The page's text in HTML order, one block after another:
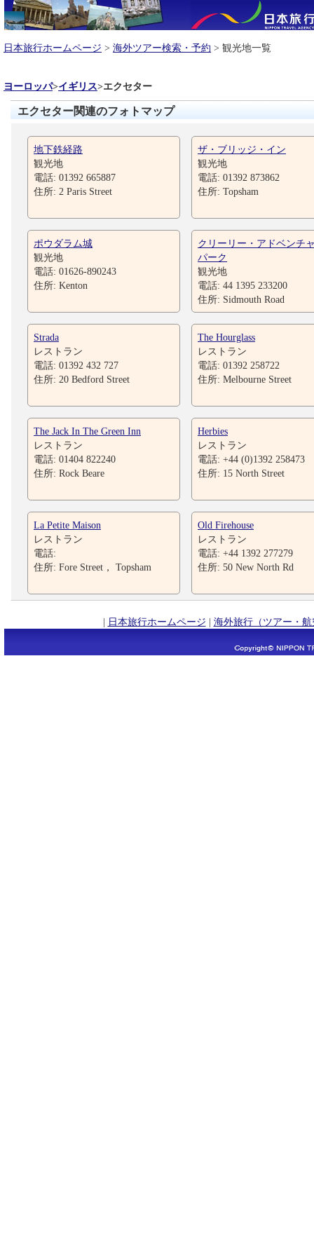
日本旅行ホームページ > 海外ツアー検索・予約 > 観光地一覧
ヨーロッパ>イギリス>エクセター
エクセター関連のフォトマップ
地下鉄経路
観光地
電話: 01392 665887
住所: 2 Paris Street
ザ・ブリッジ・イン
観光地
電話: 01392 873862
住所: Topsham
ポウダラム城
観光地
電話: 01626-890243
住所: Kenton
クリーリー・アドベンチ
パーク
観光地
電話: 44 1395 233200
住所: Sidmouth Road
Strada
レストラン
電話: 01392 432 727
住所: 20 Bedford Street
The Hourglass
レストラン
電話: 01392 258722
住所: Melbourne Street
The Jack In The Green Inn
レストラン
電話: 01404 822240
住所: Rock Beare
Herbies
レストラン
電話: +44 (0)1392 258473
住所: 15 North Street
La Petite Maison
レストラン
電話:
住所: Fore Street， Topsham
Old Firehouse
レストラン
電話: +44 1392 277279
住所: 50 New North Rd
| 日本旅行ホームページ | 海外旅行（ツアー・航